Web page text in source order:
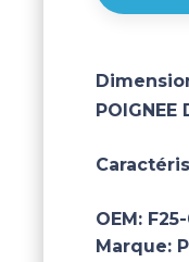
POIGNEE
OEM:
Marque: